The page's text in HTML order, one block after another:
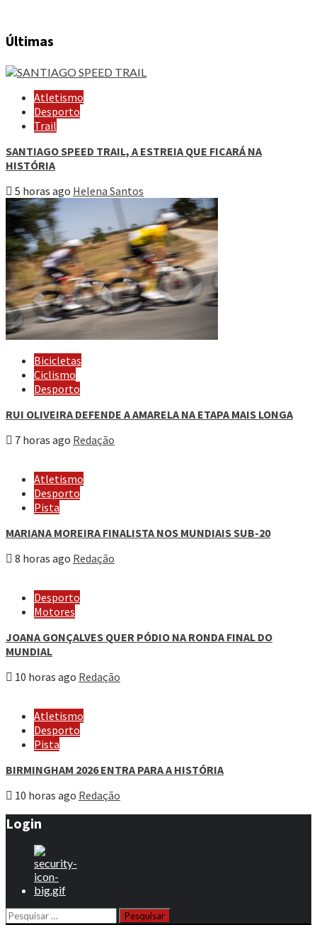
Últimas
Atletismo
Desporto
Trail
SANTIAGO SPEED TRAIL, A ESTREIA QUE FICARÁ NA
HISTÓRIA
5 horas ago Helena Santos
Bicicletas
Ciclismo
Desporto
RUI OLIVEIRA DEFENDE A AMARELA NA ETAPA MAIS LONGA
7 horas ago Redação
Atletismo
Desporto
Pista
MARIANA MOREIRA FINALISTA NOS MUNDIAIS SUB-20
8 horas ago Redação
Desporto
Motores
JOANA GONÇALVES QUER PÓDIO NA RONDA FINAL DO
MUNDIAL
10 horas ago Redação
Atletismo
Desporto
Pista
BIRMINGHAM 2026 ENTRA PARA A HISTÓRIA
10 horas ago Redação
Login
Pesquisar